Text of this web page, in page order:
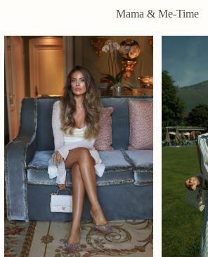
Mama & Me-Time